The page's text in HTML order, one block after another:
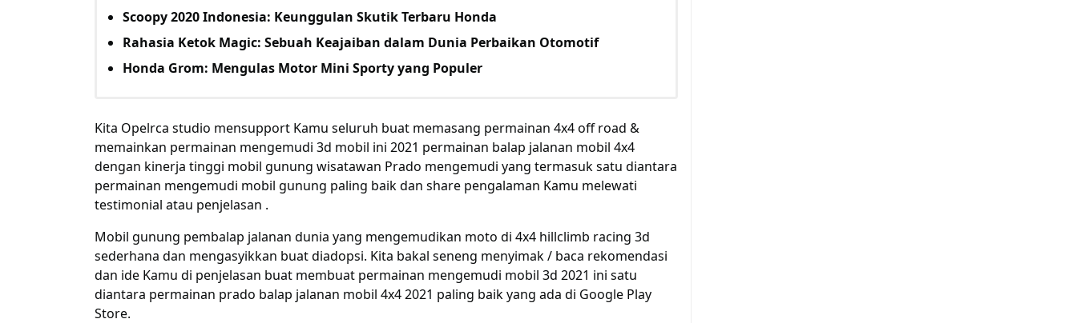
Scoopy 2020 Indonesia: Keunggulan Skutik Terbaru Honda
Rahasia Ketok Magic: Sebuah Keajaiban dalam Dunia Perbaikan Otomotif
Honda Grom: Mengulas Motor Mini Sporty yang Populer
Kita Opelrca studio mensupport Kamu seluruh buat memasang permainan 4x4 off road &
memainkan permainan mengemudi 3d mobil ini 2021 permainan balap jalanan mobil 4x4
dengan kinerja tinggi mobil gunung wisatawan Prado mengemudi yang termasuksatu diantara
permainan mengemudi mobil gunung paling baikdan share pengalaman Kamu melewati
testimonial atau penjelasan .
Mobil gunung pembalap jalanan dunia yang mengemudikan moto di 4x4 hillclimb racing 3d
sederhana dan mengasyikkan buatdiadopsi. Kita bakal seneng menyimak/ baca rekomendasi
dan ide Kamu di penjelasan buat membuat permainan mengemudi mobil 3d 2021 ini satu
diantara permainan prado balap jalanan mobil 4x4 2021 paling baikyang ada di Google Play
Store.